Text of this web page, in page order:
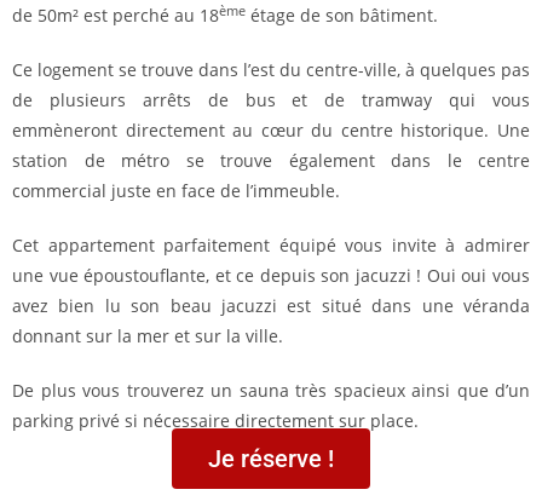
de 50m² est perché au 18ème étage de son bâtiment.
Ce logement se trouve dans l’est du centre-ville, à quelques pas
de plusieurs arrêts de bus et de tramway qui vous
emmèneront directement au cœur du centre historique. Une
station de métro se trouve également dans le centre
commercial juste en face de l’immeuble.
Cet appartement parfaitement équipé vous invite à admirer
une vue époustouflante, et ce depuis son jacuzzi ! Oui oui vous
avez bien lu son beau jacuzzi est situé dans une véranda
donnant sur la mer et sur la ville.
De plus vous trouverez un sauna très spacieux ainsi que d’un
parking privé si nécessaire directement sur place.
Je réserve !